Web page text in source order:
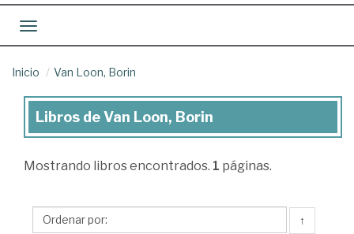
Toggle navigation
Inicio Van Loon, Borin
Libros
Van
Borin
Libros de Van Loon, Borin
Mostrando libros encontrados. 1 páginas.
↑